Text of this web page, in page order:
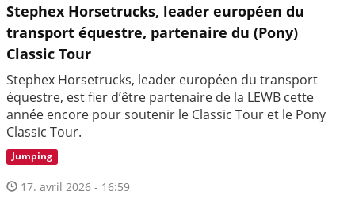
Stephex Horsetrucks, leader européen du
transport équestre, partenaire du (Pony)
Classic Tour
Stephex Horsetrucks, leader européen du transport
équestre, est fier d’être partenaire de la LEWB cette
année encore pour soutenir le Classic Tour et le Pony
Classic Tour.
Jumping
17. avril 2026 - 16:59